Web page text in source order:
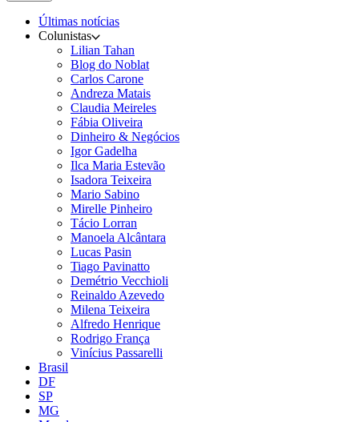
Últimas notícias
Colunistas
Lilian Tahan
Blog do Noblat
Carlos Carone
Andreza Matais
Claudia Meireles
Fábia Oliveira
Dinheiro & Negócios
Igor Gadelha
Ilca Maria Estevão
Isadora Teixeira
Mario Sabino
Mirelle Pinheiro
Tácio Lorran
Manoela Alcântara
Lucas Pasin
Tiago Pavinatto
Demétrio Vecchioli
Reinaldo Azevedo
Milena Teixeira
Alfredo Henrique
Rodrigo França
Vinícius Passarelli
Brasil
DF
SP
MG